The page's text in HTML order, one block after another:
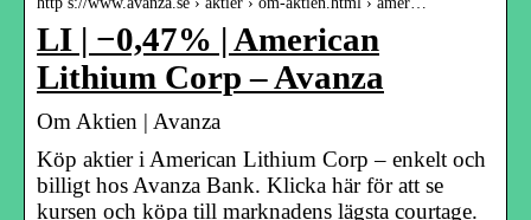
LI | −0,47% | American
Lithium Corp – Avanza
Om Aktien | Avanza
Köp aktier i American Lithium Corp – enkelt och
billigt hos Avanza Bank. Klicka här för att se
kursen och köpa till marknadens lägsta courtage.